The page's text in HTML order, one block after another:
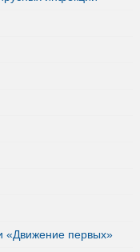
«Движение первых»